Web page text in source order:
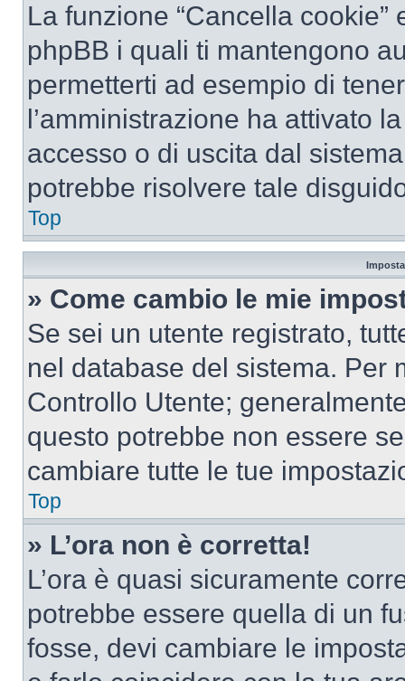
La funzione “Cancella
phpBB i quali ti mantengono
permetterti ad esempio di
l’amministrazione ha attivato
accesso o di uscita dal
potrebbe risolvere tale
Top
» Come cambio le mie
Se sei un utente registrato,
nel database del sistema. Per
Controllo Utente;
questo potrebbe non essere
cambiare tutte le tue
Top
» L’ora non è corretta!
L’ora è quasi sicuramente
potrebbe essere quella di un
fosse, devi cambiare le